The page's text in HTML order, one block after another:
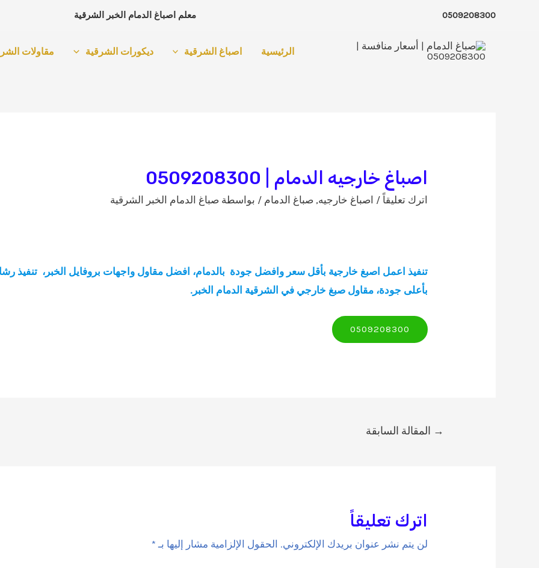
0509208300 معلم اصباغ الدمام الخبر الشرقية
الرئيسية اصباغ الشرقية ديكورات الشرقية مقاولات
اصباغ خارجيه الدمام | 0509208300
اترك تعليقاً / اصباغ خارجيه,صباغ الدمام / بواسطة صباغ الدمام الخبر الشرقية
تنفيذ اعمل اصبغ خارجية بأقل سعر وافضل جودة بالدمام، افضل مقاول واجهات بروفايل الخبر، تنفيذ
بأعلى جودة، مقاول صبغ خارجي في الشرقية الدمام الخبر.
0509208300
→ المقالة السابقة
اترك تعليقاً
لن يتم نشر عنوان بريدك الإلكتروني. الحقول الإلزامية مشار إليها بـ *